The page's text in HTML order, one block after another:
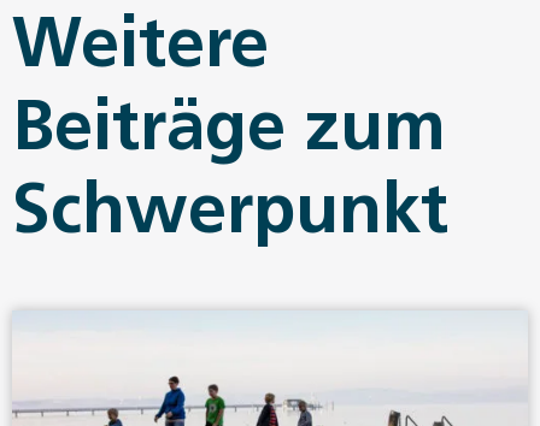
Weitere
Beiträge zum
Schwerpunkt